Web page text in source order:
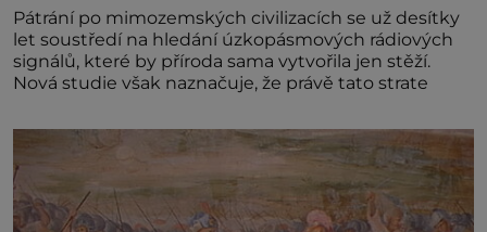
Pátrání po mimozemských civilizacích se už desítky
let soustředí na hledání úzkopásmových rádiových
signálů, které by příroda sama vytvořila jen stěží.
Nová studie však naznačuje, že právě tato strate